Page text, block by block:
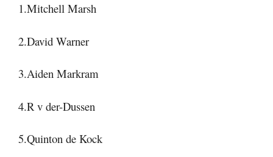
1.Mitchell Marsh
2.David Warner
3.Aiden Markram
4.R v der-Dussen
5.Quinton de Kock